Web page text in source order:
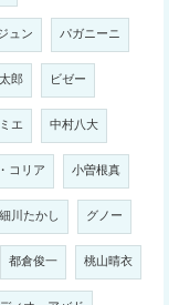
ュン パガニーニ
郎 ビゼー
エ 中村八大
コリア 小曽根真
細川たかし グノー
都倉俊一 桃山晴衣